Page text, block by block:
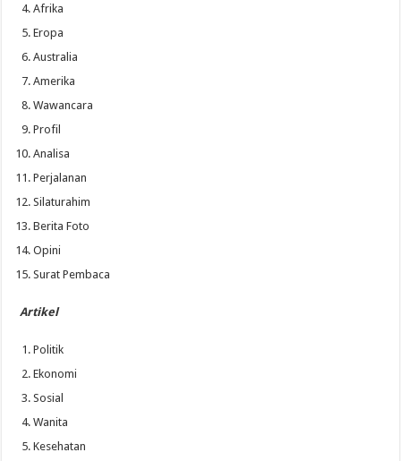
Afrika
Eropa
Australia
Amerika
Wawancara
Profil
Analisa
Perjalanan
Silaturahim
Berita Foto
Opini
Surat Pembaca
Artikel
Politik
Ekonomi
Sosial
Wanita
Kesehatan